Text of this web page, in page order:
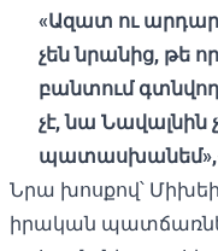
«Ազատ ու արդար
չեն նրանից, թե
բանտում գտնվող
չէ, նա Նավալնին
պատասխանեմ»,
Նրա խոսքով՝
իրական